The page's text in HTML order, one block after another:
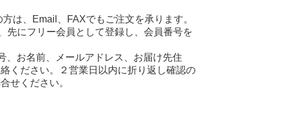
は、Email、FAXでもご注文を承ります。
先にフリー会員として登録し、会員番号を
、お名前、メールアドレス、お届け先住
ください。２営業日以内に折り返し確認の
せください。